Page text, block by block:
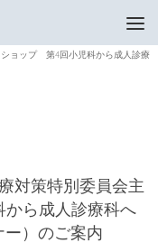
ショップ 第4回小児科から成人診療
対策特別委員会主
ら成人診療科へ
）のご案内